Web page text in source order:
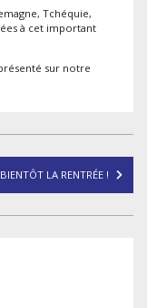
Tchéquie,
à cet important
sur notre
BIENTÔT LA RENTRÉE !